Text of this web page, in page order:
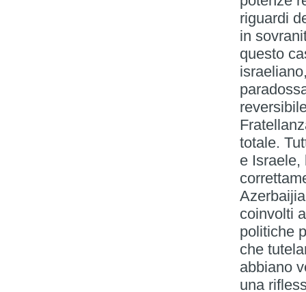
riguardi
in
questo
totale.
e Israele,
coinvolti
politiche
che
abbiano
una